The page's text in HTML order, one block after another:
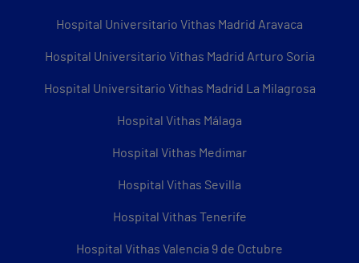
Hospital Universitario Vithas Madrid Aravaca
Hospital Universitario Vithas Madrid Arturo Soria
Hospital Universitario Vithas Madrid La Milagrosa
Hospital Vithas Málaga
Hospital Vithas Medimar
Hospital Vithas Sevilla
Hospital Vithas Tenerife
Hospital Vithas Valencia 9 de Octubre